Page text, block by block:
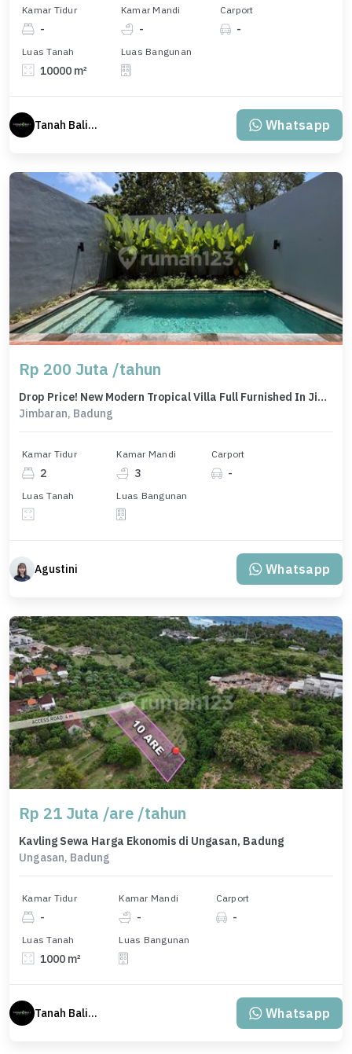
Kamar Tidur
-
Kamar Mandi
-
Carport
-
Luas Tanah
10000 m²
Luas Bangunan
Tanah Bali Real Estate Whatsapp
Rp 200 Juta /tahun
Drop Price! New Modern Tropical Villa Full Furnished In Jimbaran
Jimbaran, Badung
Kamar Tidur
2
Kamar Mandi
3
Carport
-
Luas Tanah Luas Bangunan
Agustini Whatsapp
Rp 21 Juta /are /tahun
Kavling Sewa Harga Ekonomis di Ungasan, Badung
Ungasan, Badung
Kamar Tidur
-
Kamar Mandi
-
Carport
-
Luas Tanah
1000 m²
Luas Bangunan
Tanah Bali Real Estate Whatsapp